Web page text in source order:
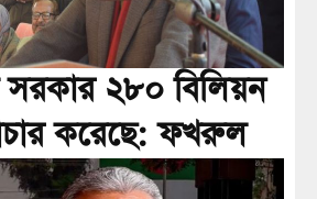
সরকার ২৮০ বিলিয়ন
করেছে: ফখরুল